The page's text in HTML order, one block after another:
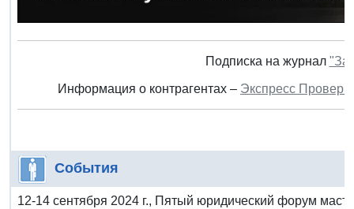
Подписка на журнал
Информация о контрагентах – Экспресс
События
12-14 сентября 2024 г., Пятый юридический форум